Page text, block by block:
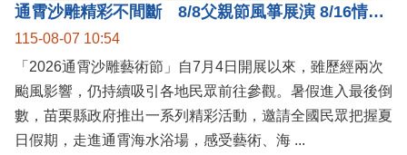
通霄沙雕精彩不間斷 8/8父親節風箏展演 8/16情人節66對浪漫挑戰送好禮
115-08-07 10:54
「2026通霄沙雕藝術節」自7月4日開展以來，雖歷經兩次
颱風影響，仍持續吸引各地民眾前往參觀。暑假進入最後倒
數，苗栗縣政府推出一系列精彩活動，邀請全國民眾把握夏
日假期，走進通霄海水浴場，感受藝術、海 ...